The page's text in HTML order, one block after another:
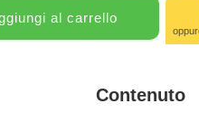
Contenuto